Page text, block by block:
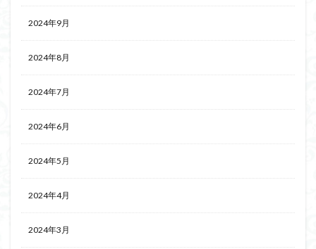
2024年9月
2024年8月
2024年7月
2024年6月
2024年5月
2024年4月
2024年3月